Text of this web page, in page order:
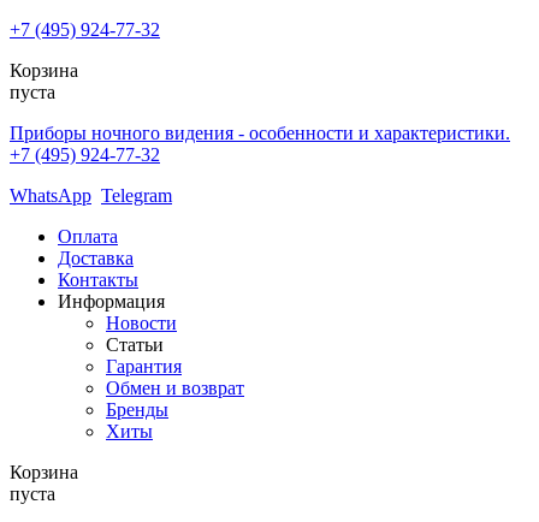
+7 (495) 924-77-32
Корзина
пуста
Приборы ночного видения - особенности и характеристики.
+7 (495) 924-77-32
WhatsApp Telegram
Оплата
Доставка
Контакты
Информация
Новости
Статьи
Гарантия
Обмен и возврат
Бренды
Хиты
Корзина
пуста